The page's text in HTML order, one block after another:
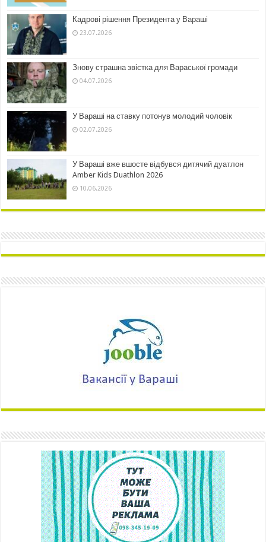
Кадрові рішення Президента у Вараші
23.07.2026
Знову страшна звістка для Вараської громади
04.07.2026
У Вараші на ставку потонув молодий чоловік
02.07.2026
У Вараші вже вшосте відбувся дитячий дуатлон
Amber Kids Duathlon 2026
10.06.2026